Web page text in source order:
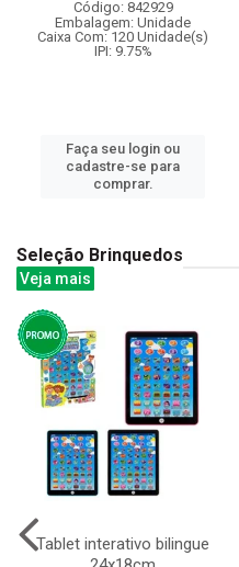
Código: 842929
Embalagem: Unidade
Caixa Com: 120 Unidade(s)
IPI: 9.75%
Faça seu login ou
cadastre-se para
comprar.
Seleção Brinquedos
Veja mais
Tablet interativo bilingue